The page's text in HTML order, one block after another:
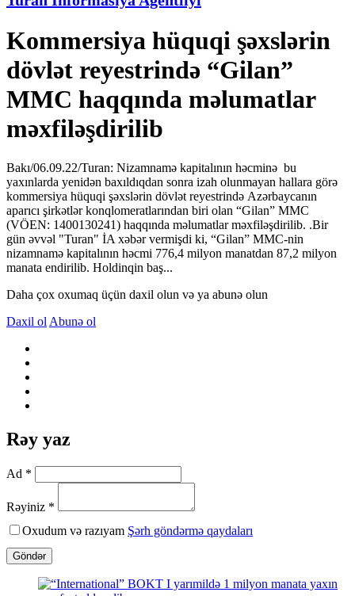
Kommersiya hüquqi şəxslərin
dövlət reyestrində “Gilan”
MMC haqqında məlumatlar
məxfiləşdirilib
Bakı/06.09.22/Turan: Nizamnamə kapitalının həcminə bu
yaxınlarda yenidən baxıldıqdan sonra izah olunmayan hallara görə
kommersiya hüquqi şəxslərin dövlət reyestrində Azərbaycanın
aparıcı şirkətlər konqlomeratlarından biri olan “Gilan” MMC
(VÖEN: 1400130241) haqqında məlumatlar məxfiləşdirilib. .Bir
gün əvvəl "Turan" İA xəbər vermişdi ki, “Gilan” MMC-nin
nizamnamə kapitalının həcmi 776,4 milyon manatdan 87,2 milyon
manata endirilib. Holdinqin baş...
Daha çox oxumaq üçün daxil olun və ya abunə olun
Daxil ol Abunə ol
Rəy yaz
Ad *
Rəyiniz *
Oxudum və razıyam Şərh göndərmə qaydaları
Göndər